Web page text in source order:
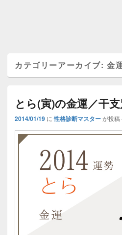
カテゴリーアーカイブ:金
とら(寅)の金運／干
2014/01/19 に 性格診断マスターが投稿